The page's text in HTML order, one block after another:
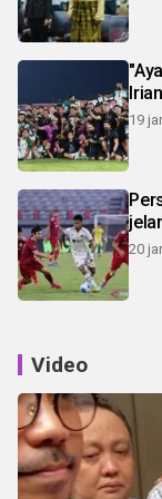
19
20
Video